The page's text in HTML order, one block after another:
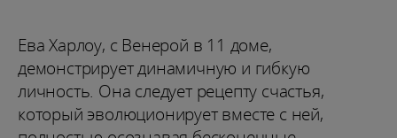
Ева Харлоу, с Венерой в 11 доме,
демонстрирует динамичную и гибкую
личность. Она следует рецепту счастья,
который эволюционирует вместе с ней,